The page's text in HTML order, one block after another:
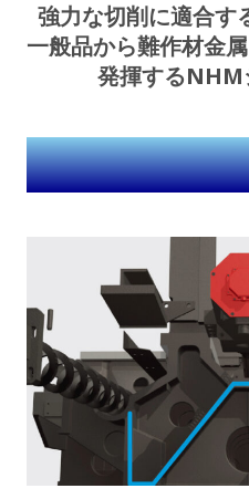
強力な切削に適合す
一般品から難作材金
発揮するNHM